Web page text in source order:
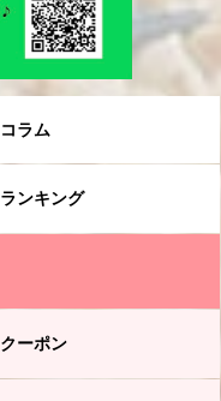
コラム
ランキング
クーポン